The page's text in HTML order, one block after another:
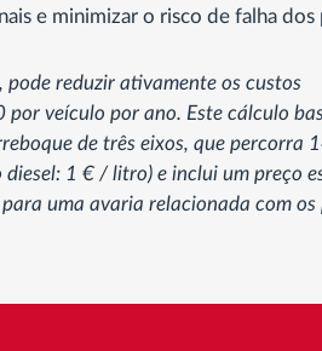
e minimizar o risco de falha dos
reduzir ativamente os custos
veículo por ano. Este cálculo
de três eixos, que percorra
1 € / litro) e inclui um preço
uma avaria relacionada com os